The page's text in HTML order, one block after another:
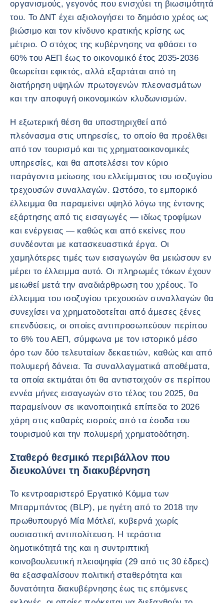
οργανισμούς, γεγονός που ενισχύει τη βιωσιμότητά
του. Το ΔΝΤ έχει αξιολογήσει το δημόσιο χρέος ως
βιώσιμο και τον κίνδυνο κρατικής κρίσης ως
μέτριο. Ο στόχος της κυβέρνησης να φθάσει το
60% του ΑΕΠ έως το οικονομικό έτος 2035-2036
θεωρείται εφικτός, αλλά εξαρτάται από τη
διατήρηση υψηλών πρωτογενών πλεονασμάτων
και την αποφυγή οικονομικών κλυδωνισμών.
Η εξωτερική θέση θα υποστηριχθεί από
πλεόνασμα στις υπηρεσίες, το οποίο θα προέλθει
από τον τουρισμό και τις χρηματοοικονομικές
υπηρεσίες, και θα αποτελέσει τον κύριο
παράγοντα μείωσης του ελλείμματος του ισοζυγίου
τρεχουσών συναλλαγών. Ωστόσο, το εμπορικό
έλλειμμα θα παραμείνει υψηλό λόγω της έντονης
εξάρτησης από τις εισαγωγές — ιδίως τροφίμων
και ενέργειας — καθώς και από εκείνες που
συνδέονται με κατασκευαστικά έργα. Οι
χαμηλότερες τιμές των εισαγωγών θα μειώσουν εν
μέρει το έλλειμμα αυτό. Οι πληρωμές τόκων έχουν
μειωθεί μετά την αναδιάρθρωση του χρέους. Το
έλλειμμα του ισοζυγίου τρεχουσών συναλλαγών θα
συνεχίσει να χρηματοδοτείται από άμεσες ξένες
επενδύσεις, οι οποίες αντιπροσωπεύουν περίπου
το 6% του ΑΕΠ, σύμφωνα με τον ιστορικό μέσο
όρο των δύο τελευταίων δεκαετιών, καθώς και από
πολυμερή δάνεια. Τα συναλλαγματικά αποθέματα,
τα οποία εκτιμάται ότι θα αντιστοιχούν σε περίπου
εννέα μήνες εισαγωγών στο τέλος του 2025, θα
παραμείνουν σε ικανοποιητικά επίπεδα το 2026
χάρη στις καθαρές εισροές από τα έσοδα του
τουρισμού και την πολυμερή χρηματοδότηση.
Σταθερό θεσμικό περιβάλλον που
διευκολύνει τη διακυβέρνηση
Το κεντροαριστερό Εργατικό Κόμμα των
Μπαρμπάντος (BLP), με ηγέτη από το 2018 την
πρωθυπουργό Μία Μότλεϊ, κυβερνά χωρίς
ουσιαστική αντιπολίτευση. Η τεράστια
δημοτικότητά της και η συντριπτική
κοινοβουλευτική πλειοψηφία (29 από τις 30 έδρες)
θα εξασφαλίσουν πολιτική σταθερότητα και
δυνατότητα διακυβέρνησης έως τις επόμενες